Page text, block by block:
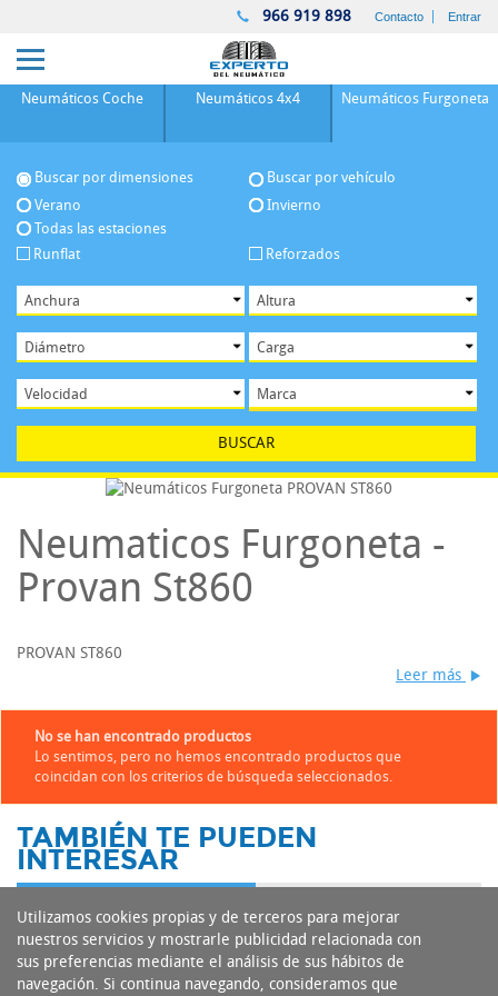
966 919 898 Contacto Entrar
Neumáticos Coche Neumáticos 4x4 Neumáticos Furgoneta
Buscar por dimensiones
Buscar por vehículo
Verano
Invierno
Todas las estaciones
Runflat
Reforzados
BUSCAR
Neumaticos Furgoneta -
Provan St860
PROVAN ST860
Leer más
No se han encontrado productos
Lo sentimos, pero no hemos encontrado productos que
coincidan con los criterios de búsqueda seleccionados.
TAMBIÉN TE PUEDEN
INTERESAR
Utilizamos cookies propias y de terceros para mejorar
nuestros servicios y mostrarle publicidad relacionada con
sus preferencias mediante el análisis de sus hábitos de
navegación. Si continua navegando, consideramos que